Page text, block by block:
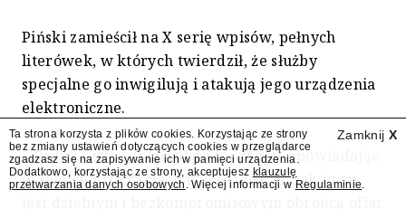
Piński zamieścił na X serię wpisów, pełnych
literówek, w których twierdził, że służby
specjalne go inwigilują i atakują jego urządzenia
elektroniczne.
– Radek Gruca dołączył do tej grupy, opowiadając
w swoich programach wideo i pisząc, jak to on
Zamknij X
Ta strona korzysta z plików cookies. Korzystając ze strony
bez zmiany ustawień dotyczących cookies w przeglądarce
zgadzasz się na zapisywanie ich w pamięci urządzenia.
Dodatkowo, korzystając ze strony, akceptujesz klauzulę
przetwarzania danych osobowych . Więcej informacji w Regulaminie.